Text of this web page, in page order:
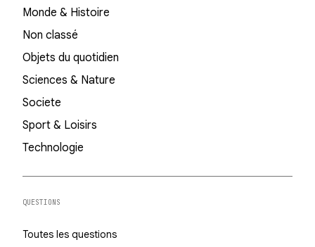
Monde & Histoire
Non classé
Objets du quotidien
Sciences & Nature
Societe
Sport & Loisirs
Technologie
QUESTIONS
Toutes les questions